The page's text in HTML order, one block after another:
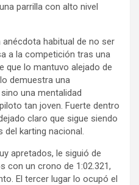
parrilla con alto nivel
habitual de no ser
a la competición tras una
que lo mantuvo alejado de
demuestra una
una mentalidad
tan joven. Fuerte dentro
claro que sigue siendo
del karting nacional.
apretados, le siguió de
con un crono de 1:02.321,
El tercer lugar lo ocupó el